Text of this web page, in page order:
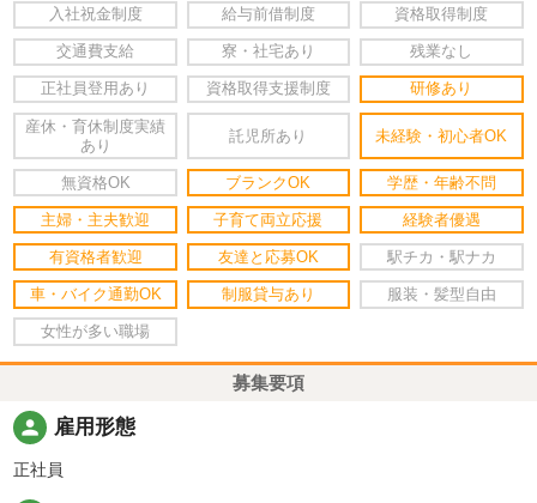
入社祝金制度 給与前借制度 資格取得制度
交通費支給 寮・社宅あり 残業なし
正社員登用あり 資格取得支援制度 研修あり
産休・育休制度実績
あり
託児所あり 未経験・初心者OK
無資格OK ブランクOK 学歴・年齢不問
主婦・主夫歓迎 子育て両立応援 経験者優遇
有資格者歓迎 友達と応募OK 駅チカ・駅ナカ
車・バイク通勤OK 制服貸与あり 服装・髪型自由
女性が多い職場
募集要項
person 雇用形態
正社員